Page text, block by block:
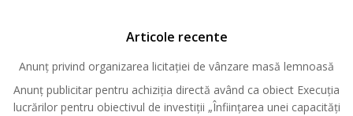
Articole recente
Anunț privind organizarea licitației de vânzare masă lemnoasă
Anunț publicitar pentru achiziția directă având ca obiect Execuția
lucrărilor pentru obiectivul de investiții „Înființarea unei capacități